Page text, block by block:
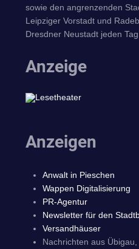
sowie den angrenzenden
Leipziger Vorstadt und
Dresdner Neustadt jeden
Anzeige
Anzeigen
Anwalt in Pieschen
Wappen Digitalisierung
PR-Agentur
Newsletter für den
Versandhäuser
Nachrichten aus